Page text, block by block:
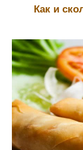
Как и